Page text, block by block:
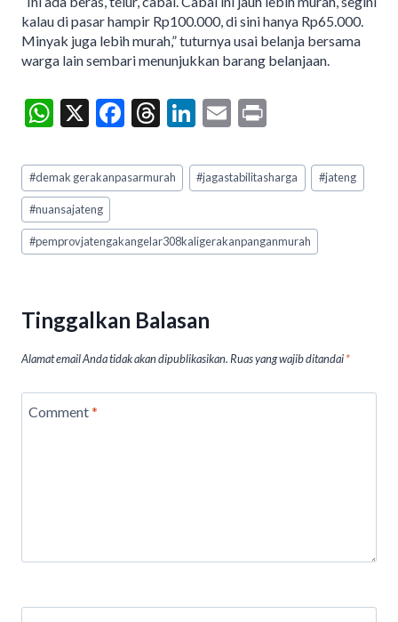
kalau di pasar hampir Rp100.000, di sini hanya Rp65.000.
Minyak juga lebih murah,” tuturnya usai belanja bersama
warga lain sembari menunjukkan barang belanjaan.
W
at
s
A
p
X
F
e
b
o
o
T
ea
ds
Li
ke
dI
n
E
ai
l
t
Post
Tags:
#demak gerakanpasarmurah #jagastabilitasharga #jateng
#nuansajateng
#pemprovjatengakangelar308kaligerakanpanganmurah
Tinggalkan Balasan
Alamat email Anda tidak akan dipublikasikan.Ruas yang wajib ditandai*
Comment*